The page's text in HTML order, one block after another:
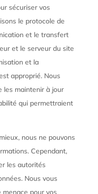
sécuriser vos
le protocole de
et le transfert
et le serveur du site
et la
approprié. Nous
les maintenir à jour
qui permettraient
nous ne pouvons
Cependant,
les autorités
Nous vous
menace pour vos